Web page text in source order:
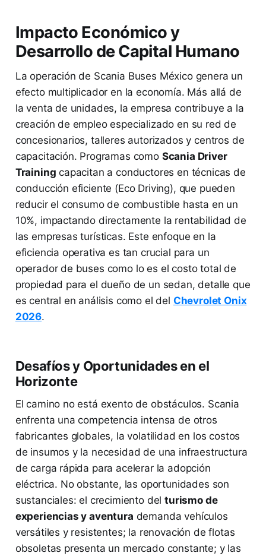
Impacto Económico y
Desarrollo de Capital Humano
La operación de Scania Buses México genera un
efecto multiplicador en la economía. Más allá de
la venta de unidades, la empresa contribuye a la
creación de empleo especializado en su red de
concesionarios, talleres autorizados y centros de
capacitación. Programas como Scania Driver
Training capacitan a conductores en técnicas de
conducción eficiente (Eco Driving), que pueden
reducir el consumo de combustible hasta en un
10%, impactando directamente la rentabilidad de
las empresas turísticas. Este enfoque en la
eficiencia operativa es tan crucial para un
operador de buses como lo es el costo total de
propiedad para el dueño de un sedan, detalle que
es central en análisis como el del Chevrolet Onix
2026.
Desafíos y Oportunidades en el
Horizonte
El camino no está exento de obstáculos. Scania
enfrenta una competencia intensa de otros
fabricantes globales, la volatilidad en los costos
de insumos y la necesidad de una infraestructura
de carga rápida para acelerar la adopción
eléctrica. No obstante, las oportunidades son
sustanciales: el crecimiento delturismo de
experiencias y aventura demanda vehículos
versátiles y resistentes; la renovación de flotas
obsoletas presenta un mercado constante; y las